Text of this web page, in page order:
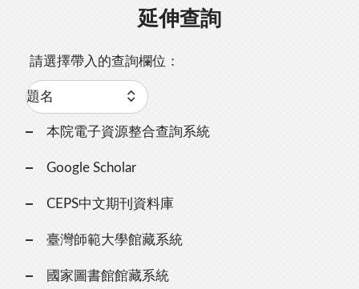
延伸查詢
請選擇帶入的查詢欄位：
本院電子資源整合查詢系統
Google Scholar
CEPS中文期刊資料庫
臺灣師範大學館藏系統
國家圖書館館藏系統